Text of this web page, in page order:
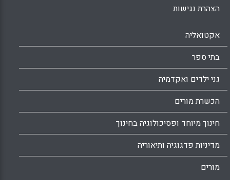
הצהרת נגישות
אקטואליה
בתי ספר
גני ילדים ואקדמיה
הכשרת מורים
חינוך מיוחד ופסיכולוגיה בחינוך
מדיניות פדגוגיה ותיאוריה
מורים